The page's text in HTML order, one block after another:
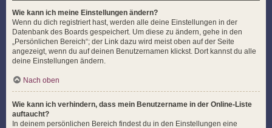
Wie kann ich meine Einstellungen ändern?
Wenn du dich registriert hast, werden alle deine Einstellungen in der
Datenbank des Boards gespeichert. Um diese zu ändern, gehe in den
„Persönlichen Bereich“; der Link dazu wird meist oben auf der Seite
angezeigt, wenn du auf deinen Benutzernamen klickst. Dort kannst du alle
deine Einstellungen ändern.
Nach oben
Wie kann ich verhindern, dass mein Benutzername in der Online-Liste
auftaucht?
In deinem persönlichen Bereich findest du in den Einstellungen eine